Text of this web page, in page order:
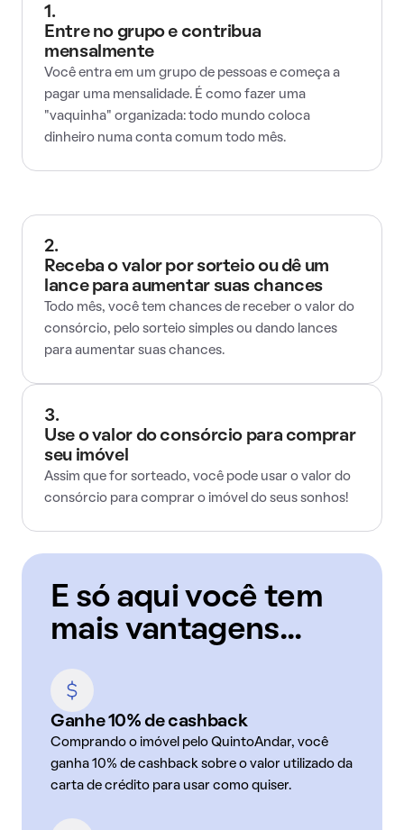
1.
Entre no grupo e contribua
mensalmente
Você entra em um grupo de pessoas e começa a
pagar uma mensalidade. É como fazer uma
"vaquinha" organizada: todo mundo coloca
dinheiro numa conta comum todo mês.
2.
Receba o valor por sorteio ou dê um
lance para aumentar suas chances
Todo mês, você tem chances de receber o valor do
consórcio, pelo sorteio simples ou dando lances
para aumentar suas chances.
3.
Use o valor do consórcio para comprar
seu imóvel
Assim que for sorteado, você pode usar o valor do
consórcio para comprar o imóvel do seus sonhos!
E só aqui você tem
mais vantagens...
Ganhe 10% de cashback
Comprando o imóvel pelo QuintoAndar, você
ganha 10% de cashback sobre o valor utilizado da
carta de crédito para usar como quiser.